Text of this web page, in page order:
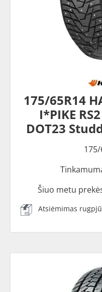
175/65R14
I*PIKE
DOT23
175/
Šiuo metu
Atsiėmimas